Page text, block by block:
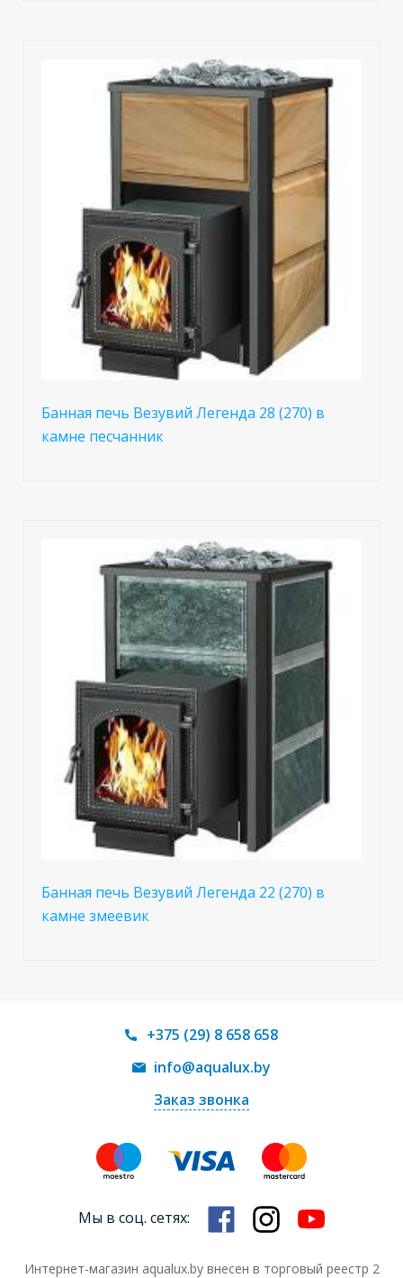
Банная печь Везувий Легенда 28 (270) в
камне песчанник
Банная печь Везувий Легенда 22 (270) в
камне змеевик
+375 (29) 8 658 658
info@aqualux.by
Заказ звонка
Мы в соц. сетях:
Интернет-магазин aqualux.by внесен в торговый реестр 2